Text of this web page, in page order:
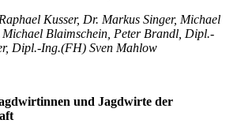
Kusser, Dr. Markus Singer, Michael
Blaimschein, Peter Brandl, Dipl.-
Dipl.-Ing.(FH) Sven Mahlow
und Jagdwirte der